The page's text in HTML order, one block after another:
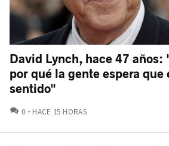
David Lynch, hace 47 años:
por qué la gente espera que
sentido"
0 COMENTARIOS
HACE 15 HORAS